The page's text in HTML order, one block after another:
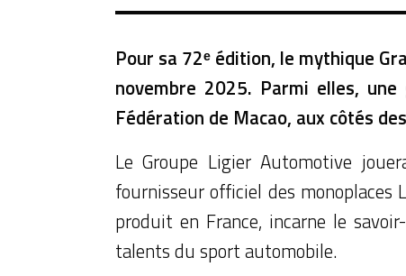
Pour sa 72ᵉ édition, le mythique
novembre 2025. Parmi elles,
Fédération de Macao, aux côtés
Le Groupe Ligier Automotive
fournisseur officiel des monoplaces
produit en France, incarne le
talents du sport automobile.